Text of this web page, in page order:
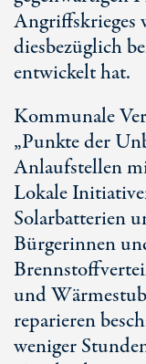
Angriffskrieges
diesbezüglich
entwickelt hat.
Kommunale
„Punkte der
Anlaufstellen
Lokale
Solarbatterien
Bürgerinnen
und
reparieren
weniger